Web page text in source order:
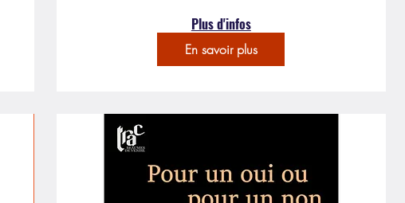
Plus d'infos
En savoir plus